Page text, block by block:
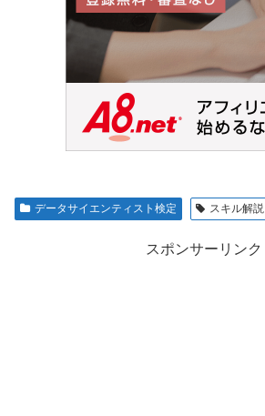
データサイエンティスト検定 スキル解説
スポンサーリンク